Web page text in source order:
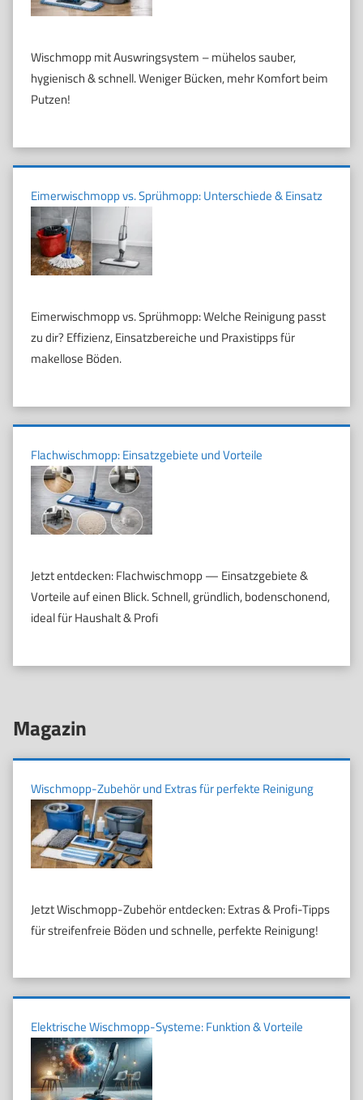
Wischmopp mit Auswringsystem – mühelos sauber,
hygienisch & schnell. Weniger Bücken, mehr Komfort beim
Putzen!
Eimerwischmopp vs. Sprühmopp: Unterschiede & Einsatz
Eimerwischmopp vs. Sprühmopp: Welche Reinigung passt
zu dir? Effizienz, Einsatzbereiche und Praxistipps für
makellose Böden.
Flachwischmopp: Einsatzgebiete und Vorteile
Jetzt entdecken: Flachwischmopp — Einsatzgebiete &
Vorteile auf einen Blick. Schnell, gründlich, bodenschonend,
ideal für Haushalt & Profi
Magazin
Wischmopp-Zubehör und Extras für perfekte Reinigung
Jetzt Wischmopp-Zubehör entdecken: Extras & Profi-Tipps
für streifenfreie Böden und schnelle, perfekte Reinigung!
Elektrische Wischmopp-Systeme: Funktion & Vorteile